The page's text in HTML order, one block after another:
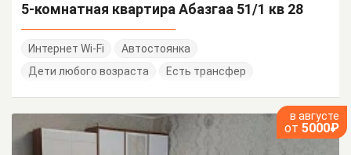
5-комнатная квартира Абазгаа 51/1 кв 28
Интернет Wi-Fi
Автостоянка
Дети любого возраста
Есть трансфер
в августе
от 5000₽